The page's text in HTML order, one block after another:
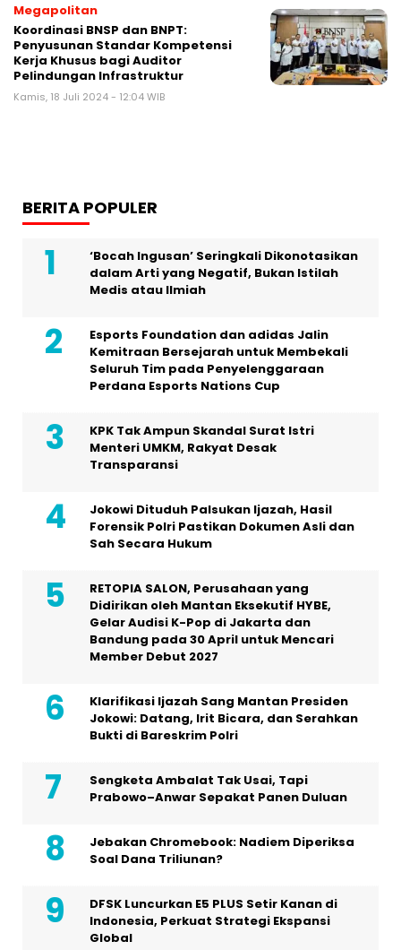
Megapolitan
Koordinasi BNSP dan BNPT:
Penyusunan Standar Kompetensi
Kerja Khusus bagi Auditor
Pelindungan Infrastruktur
Kamis, 18 Juli 2024 - 12:04 WIB
BERITA POPULER
‘Bocah Ingusan’ Seringkali Dikonotasikan
dalam Arti yang Negatif, Bukan Istilah
Medis atau Ilmiah
Esports Foundation dan adidas Jalin
Kemitraan Bersejarah untuk Membekali
Seluruh Tim pada Penyelenggaraan
Perdana Esports Nations Cup
KPK Tak Ampun Skandal Surat Istri
Menteri UMKM, Rakyat Desak
Transparansi
Jokowi Dituduh Palsukan Ijazah, Hasil
Forensik Polri Pastikan Dokumen Asli dan
Sah Secara Hukum
RETOPIA SALON, Perusahaan yang
Didirikan oleh Mantan Eksekutif HYBE,
Gelar Audisi K-Pop di Jakarta dan
Bandung pada 30 April untuk Mencari
Member Debut 2027
Klarifikasi Ijazah Sang Mantan Presiden
Jokowi: Datang, Irit Bicara, dan Serahkan
Bukti di Bareskrim Polri
Sengketa Ambalat Tak Usai, Tapi
Prabowo–Anwar Sepakat Panen Duluan
Jebakan Chromebook: Nadiem Diperiksa
Soal Dana Triliunan?
DFSK Luncurkan E5 PLUS Setir Kanan di
Indonesia, Perkuat Strategi Ekspansi
Global